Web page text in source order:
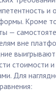
и
Кроме
—
вне
стоимости
Для